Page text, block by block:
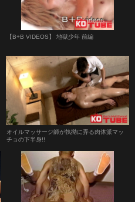
【B+B VIDEOS】 地獄少年 前編
オイルマッサージ師が執拗に弄る肉体派マッ
チョの下半身!!